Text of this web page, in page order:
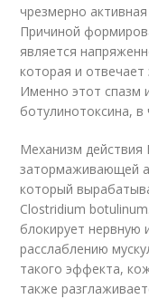
чрезмерно
Причиной
является
которая и
Именно этот спазм
ботулинотоксина, в
Механизм действия
затормаживающей
который
Clostridium
блокирует нервную
расслаблению
такого эффекта,
также